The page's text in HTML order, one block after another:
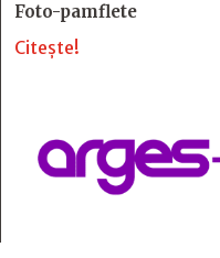
Foto-pamflete
Citește!